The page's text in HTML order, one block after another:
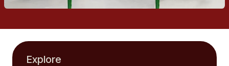
Explore